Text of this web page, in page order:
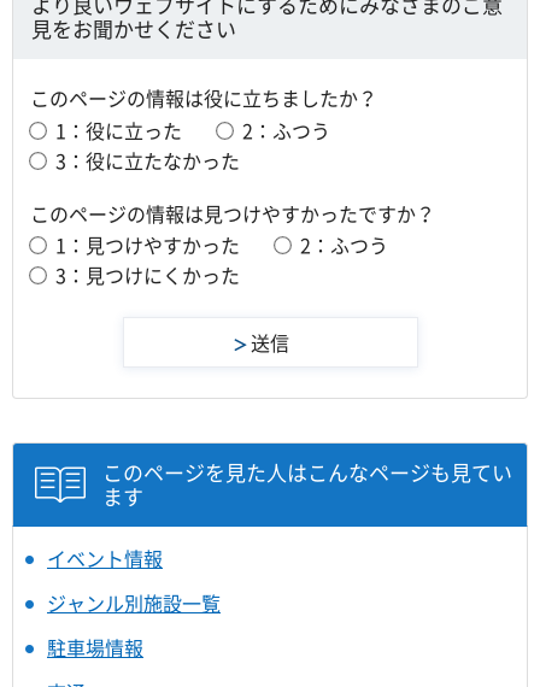
きを
開
ま
す
見をお聞かせください
このページの情報は役に立ちましたか？
1：役に立った
2：ふつう
3：役に立たなかった
このページの情報は見つけやすかったですか？
1：見つけやすかった
2：ふつう
3：見つけにくかった
このページを見た人はこんなページも見てい
ます
イベント情報
ジャンル別施設一覧
駐車場情報